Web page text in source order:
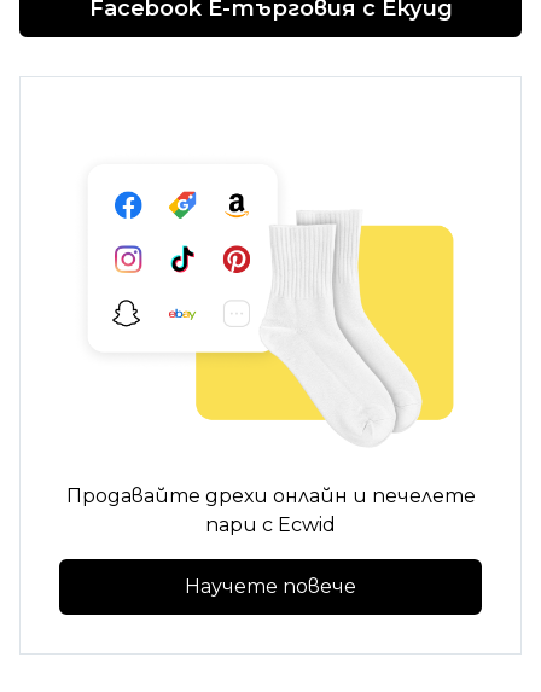
Facebook E-търговия с Екуид
Продавайте дрехи онлайн и печелете
пари с Ecwid
Научете повече